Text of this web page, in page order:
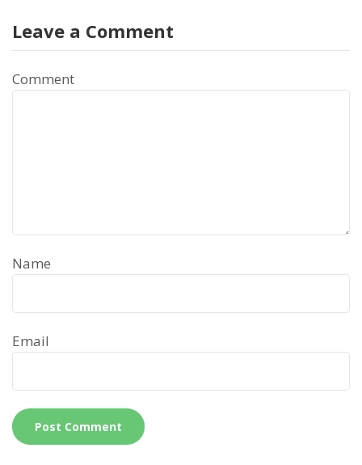
Leave a Comment
Comment
Name
Email